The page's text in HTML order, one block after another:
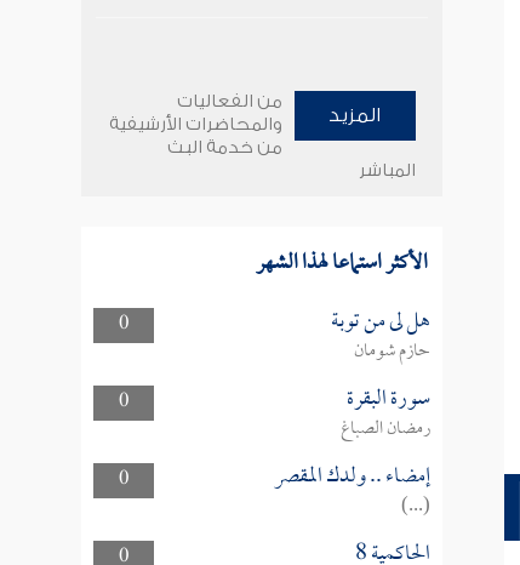
المزيد
من الفعاليات
والمحاضرات الأرشيفية
من خدمة البث
المباشر
الأكثر استماعا لهذا الشهر
0 هل لى من توبة
حازم شومان
0
سورة البقرة
رمضان الصباغ
0
إمضاء .. ولدك المقصر
(...)
الحاكمية 8